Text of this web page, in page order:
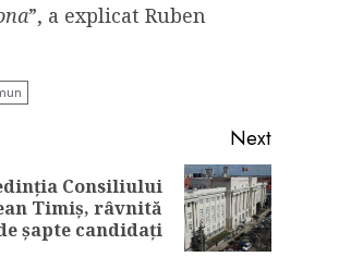
”, a explicat Ruben
Next
Consiliului
Timiș, râvnită
șapte candidați